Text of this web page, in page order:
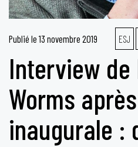
Publié le 13 novembre 2019 ESJ
Interview de
Worms
inaugurale :